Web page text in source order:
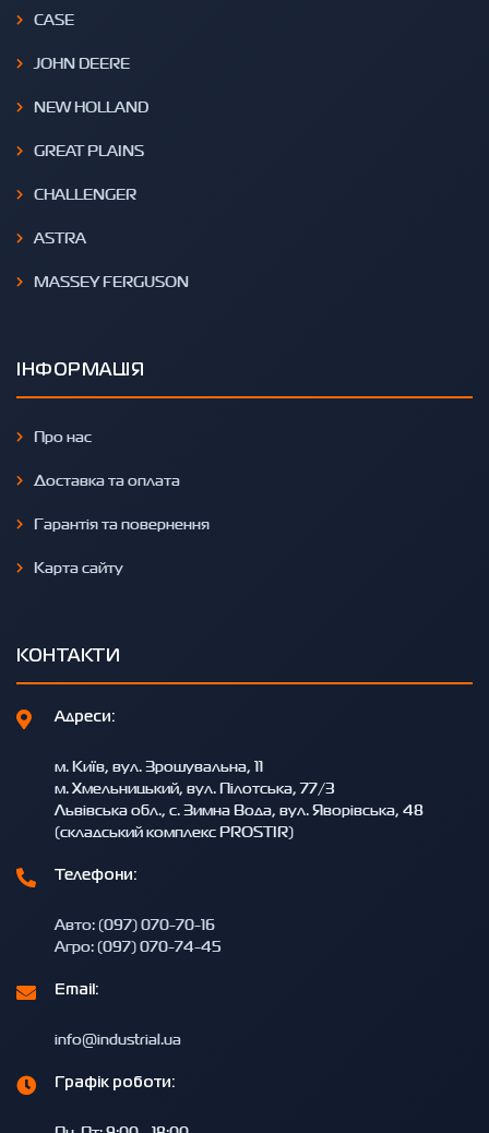
CASE
JOHN DEERE
NEW HOLLAND
GREAT PLAINS
CHALLENGER
ASTRA
MASSEY FERGUSON
ІНФОРМАЦІЯ
Про нас
Доставка та оплата
Гарантія та повернення
Карта сайту
КОНТАКТИ
Адреси:
м. Київ, вул. Зрошувальна, 11
м. Хмельницький, вул. Пілотська, 77/3
Львівська обл., с. Зимна Вода, вул. Яворівська, 48
(складський комплекс PROSTIR)
Телефони:
Авто: (097) 070-70-16
Агро: (097) 070-74-45
Email:
info@industrial.ua
Графік роботи: